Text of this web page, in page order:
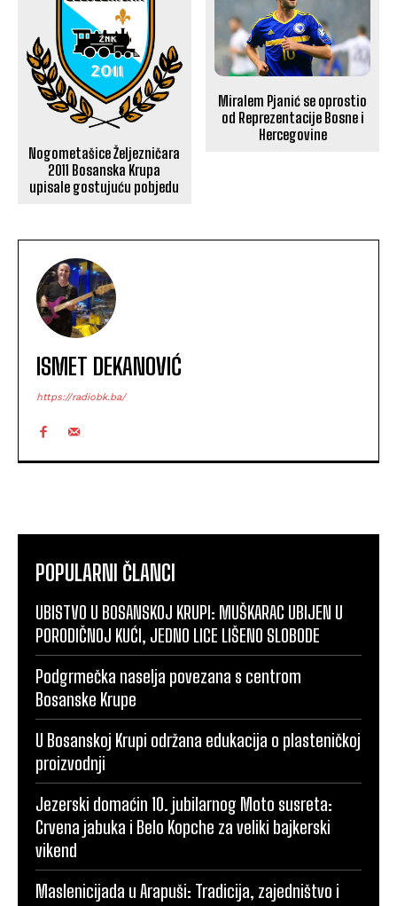
Nogometašice Željezničara
2011 Bosanska Krupa
upisale gostujuću pobjedu
Miralem Pjanić se oprostio
od Reprezentacije Bosne i
Hercegovine
ISMET DEKANOVIĆ
https://radiobk.ba/
POPULARNI ČLANCI
UBISTVO U BOSANSKOJ KRUPI: MUŠKARAC UBIJEN U
PORODIČNOJ KUĆI, JEDNO LICE LIŠENO SLOBODE
Podgrmečka naselja povezana s centrom
Bosanske Krupe
U Bosanskoj Krupi održana edukacija o plasteničkoj
proizvodnji
Jezerski domaćin 10. jubilarnog Moto susreta:
Crvena jabuka i Belo Kopche za veliki bajkerski
vikend
Maslenicijada u Arapuši: Tradicija, zajedništvo i